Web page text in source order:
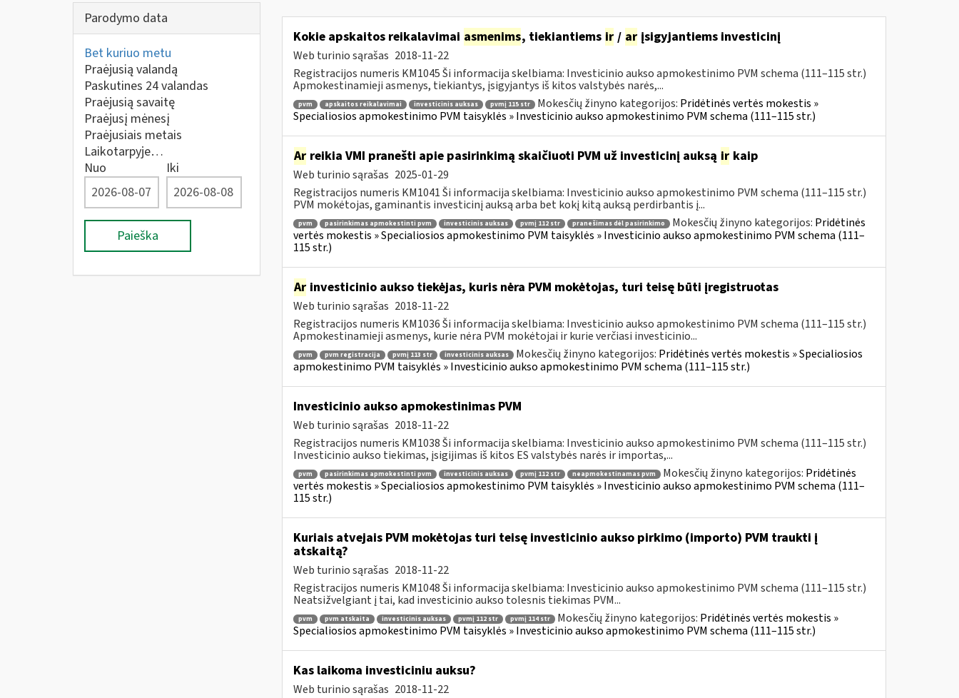
Parodymo data
Bet kuriuo metu
Praėjusią valandą
Paskutines 24 valandas
Praėjusią savaitę
Praėjusį mėnesį
Praėjusiais metais
Laikotarpyje…
Nuo
Iki
Paieška
Kokie apskaitos reikalavimai asmenims, tiekiantiems ir/ arįsigyjantiems investicinį
Web turinio sąrašas 2018-11-22
Registracijos numeris KM1045 Ši informacija skelbiama: Investicinio aukso apmokestinimo PVM schema (111–115 str.)
Apmokestinamieji asmenys, tiekiantys, įsigyjantys iš kitos valstybės narės,...
pvm apskaitos reikalavimai investicinis auksas pvmį 115 str Mokesčių žinyno kategorijos: Pridėtinės vertės mokestis »
Specialiosios apmokestinimo PVM taisyklės » Investicinio aukso apmokestinimo PVM schema (111–115 str.)
Arreikia VMI pranešti apie pasirinkimą skaičiuoti PVM už investicinį auksą irkaip
Web turinio sąrašas 2025-01-29
Registracijos numeris KM1041 Ši informacija skelbiama: Investicinio aukso apmokestinimo PVM schema (111–115 str.)
PVM mokėtojas, gaminantis investicinį auksą arba bet kokį kitą auksą perdirbantis į...
pvm pasirinkimas apmokestinti pvm investicinis auksas pvmį 112 str pranešimas dėl pasirinkimo Mokesčių žinyno kategorijos: Pridėtinės
vertės mokestis » Specialiosios apmokestinimo PVM taisyklės » Investicinio aukso apmokestinimo PVM schema (111–
115 str.)
Arinvesticinio aukso tiekėjas, kuris nėra PVM mokėtojas, turi teisę būti įregistruotas
Web turinio sąrašas 2018-11-22
Registracijos numeris KM1036 Ši informacija skelbiama: Investicinio aukso apmokestinimo PVM schema (111–115 str.)
Apmokestinamieji asmenys, kurie nėra PVM mokėtojai ir kurie verčiasi investicinio...
pvm pvm registracija pvmį 113 str investicinis auksas Mokesčių žinyno kategorijos: Pridėtinės vertės mokestis » Specialiosios
apmokestinimo PVM taisyklės » Investicinio aukso apmokestinimo PVM schema (111–115 str.)
Investicinio aukso apmokestinimas PVM
Web turinio sąrašas 2018-11-22
Registracijos numeris KM1038 Ši informacija skelbiama: Investicinio aukso apmokestinimo PVM schema (111–115 str.)
Investicinio aukso tiekimas, įsigijimas iš kitos ES valstybės narės ir importas,...
pvm pasirinkimas apmokestinti pvm investicinis auksas pvmį 112 str neapmokestinamas pvm Mokesčių žinyno kategorijos: Pridėtinės
vertės mokestis » Specialiosios apmokestinimo PVM taisyklės » Investicinio aukso apmokestinimo PVM schema (111–
115 str.)
Kuriais atvejais PVM mokėtojas turi teisę investicinio aukso pirkimo (importo) PVM traukti į
atskaitą?
Web turinio sąrašas 2018-11-22
Registracijos numeris KM1048 Ši informacija skelbiama: Investicinio aukso apmokestinimo PVM schema (111–115 str.)
Neatsižvelgiant į tai, kad investicinio aukso tolesnis tiekimas PVM...
pvm pvm atskaita investicinis auksas pvmį 112 str pvmį 114 str Mokesčių žinyno kategorijos: Pridėtinės vertės mokestis »
Specialiosios apmokestinimo PVM taisyklės » Investicinio aukso apmokestinimo PVM schema (111–115 str.)
Kas laikoma investiciniu auksu?
Web turinio sąrašas 2018-11-22